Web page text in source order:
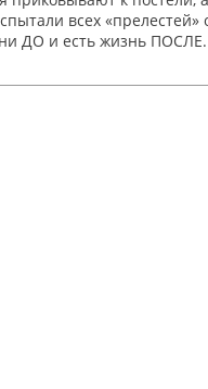
всех
ДО и есть жизнь ПОСЛЕ.